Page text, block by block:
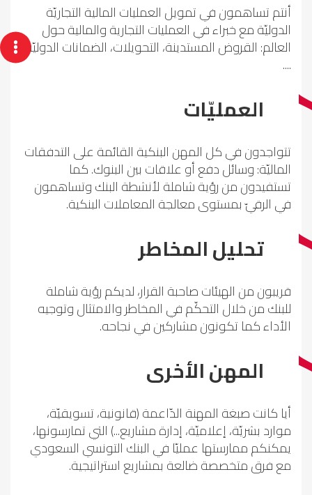
أنتم تساهمون في تمويل العمليات المالية التجاريّة
الدوليّة مع خبراء في العمليات التجارية والمالية حول
العالم: القروض المستدينة، التحويلات، الضمانات الدوليّة
....
العمليّات
تتواجدون في كل المهن البنكية القائمة على التدفقات
الماليّة: وسائل دفع أو علاقات بين البنوك. كما
تستفيدون من رؤية شاملة لأنشطة البنك وتساهمون
في الرقيّ بمستوى معالجة المعاملات البنكية.
تحليل المخاطر
قريبون من الهيئات صاحبة القرار، لديكم رؤية شاملة
للبنك من خلال التحكّم في المخاطر والامتثال وتوجيه
الأداء كما تكونون مشاركين في نجاحه.
المهن الأخرى
أيا كانت صبغة المهنة الدّاعمة (قانونية، تسويقيّة،
موارد بشريّة، إعلاميّة، إدارة مشاريع...) التي تمارسونها،
يمكنكم ممارستها عمليّا في البنك التونسي السعودي
مع فرق متخصصة ضالعة بمشاريع استراتيجية.